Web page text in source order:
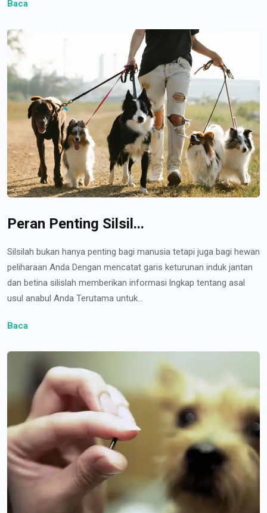
Baca
Peran Penting Silsil...
Silsilah bukan hanya penting bagi manusia tetapi juga bagi hewan
peliharaan Anda Dengan mencatat garis keturunan induk jantan
dan betina silislah memberikan informasi lngkap tentang asal
usul anabul Anda Terutama untuk...
Baca